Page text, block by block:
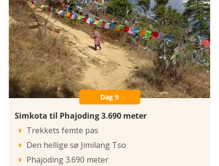
Dag 9
Simkota til Phajoding 3.690 meter
 Trekkets femte pas
 Den hellige sø Jimilang Tso
 Phajoding 3.690 meter